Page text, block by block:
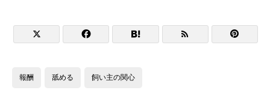
    
報酬 舐める 飼い主の関心